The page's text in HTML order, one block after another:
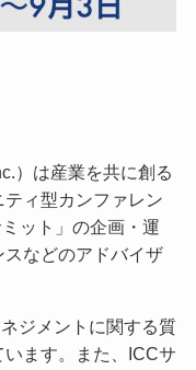
）は産業を共に創る
ィ型カンファレン
ット」の企画・運
などのアドバイザ
ジメントに関する質
ます。また、ICCサ